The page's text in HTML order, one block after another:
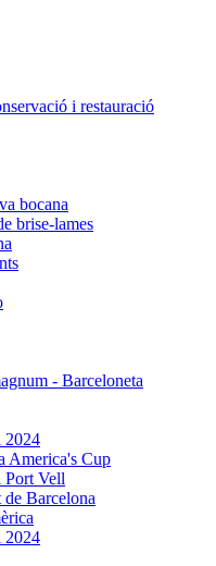
i restauració
bocana
brise-lames
- Barceloneta
2024
America's Cup
Port Vell
Barcelona
2024